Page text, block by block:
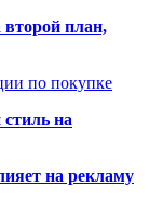
план,
по покупке
на
на рекламу